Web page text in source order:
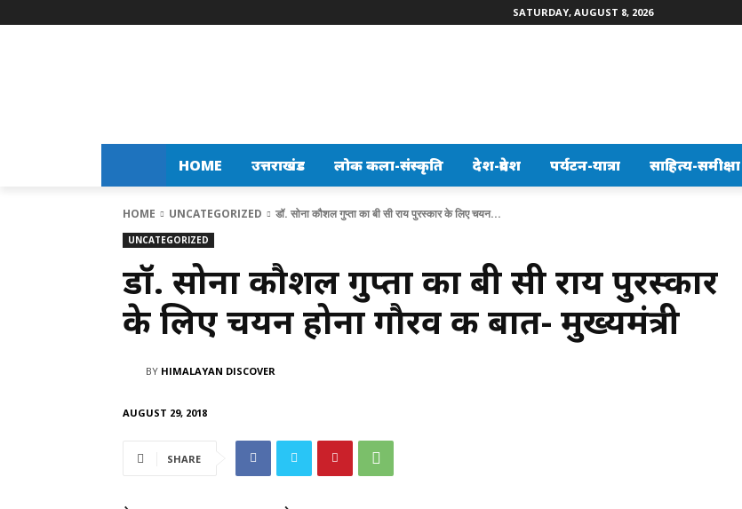
SATURDAY, AUGUST 8, 2026
HOME उत्तराखंड लोक कला-संस्कृति देश-प्रदेश पर्यटन-यात्रा साहित्य-समीक्षा
HOME UNCATEGORIZED डॉ. सोना कौशल गुप्ता का बी सी राय पुरस्कार के लिए चयन...
UNCATEGORIZED
डॉ. सोना कौशल गुप्ता का बी सी राय पुरस्कार
के लिए चयन होना गौरव की बात- मुख्यमंत्री
BY HIMALAYAN DISCOVER
AUGUST 29, 2018
SHARE